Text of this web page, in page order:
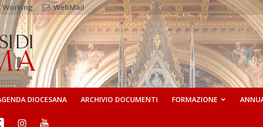
Working WebMail
DIOCESANA ARCHIVIO DOCUMENTI FORMAZIONE